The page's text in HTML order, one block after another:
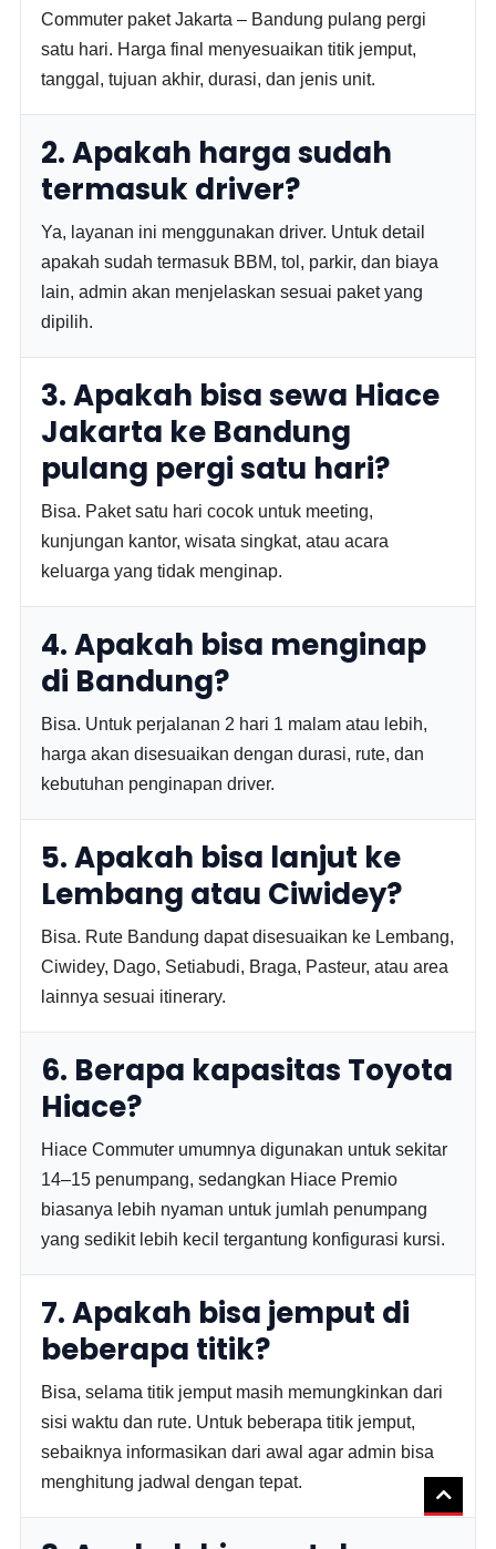
Commuter paket Jakarta – Bandung pulang pergi
satu hari. Harga final menyesuaikan titik jemput,
tanggal, tujuan akhir, durasi, dan jenis unit.
2. Apakah harga sudah
termasuk driver?
Ya, layanan ini menggunakan driver. Untuk detail
apakah sudah termasuk BBM, tol, parkir, dan biaya
lain, admin akan menjelaskan sesuai paket yang
dipilih.
3. Apakah bisa sewa Hiace
Jakarta ke Bandung
pulang pergi satu hari?
Bisa. Paket satu hari cocok untuk meeting,
kunjungan kantor, wisata singkat, atau acara
keluarga yang tidak menginap.
4. Apakah bisa menginap
di Bandung?
Bisa. Untuk perjalanan 2 hari 1 malam atau lebih,
harga akan disesuaikan dengan durasi, rute, dan
kebutuhan penginapan driver.
5. Apakah bisa lanjut ke
Lembang atau Ciwidey?
Bisa. Rute Bandung dapat disesuaikan ke Lembang,
Ciwidey, Dago, Setiabudi, Braga, Pasteur, atau area
lainnya sesuai itinerary.
6. Berapa kapasitas Toyota
Hiace?
Hiace Commuter umumnya digunakan untuk sekitar
14–15 penumpang, sedangkan Hiace Premio
biasanya lebih nyaman untuk jumlah penumpang
yang sedikit lebih kecil tergantung konfigurasi kursi.
7. Apakah bisa jemput di
beberapa titik?
Bisa, selama titik jemput masih memungkinkan dari
sisi waktu dan rute. Untuk beberapa titik jemput,
sebaiknya informasikan dari awal agar admin bisa
menghitung jadwal dengan tepat.